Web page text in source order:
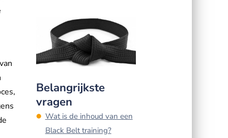
Belangrijkste
vragen
Wat is de inhoud van een
Black Belt training?